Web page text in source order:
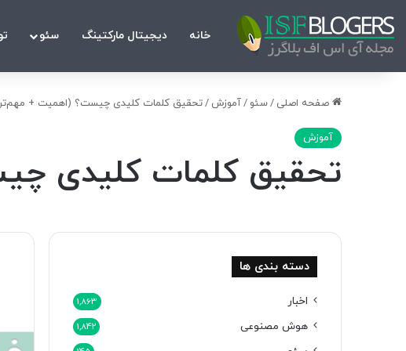
خانه دیجیتال مارکتینگ سئو
صفحه اصلی /سئو /آموزش /تحقیق کلمات کلیدی چیست؟ (اهمیت +
آموزش
تحقیق کلمات کلیدی
دسته بندی ها
اخبار 1,863
هوش مصنوعی 1,842